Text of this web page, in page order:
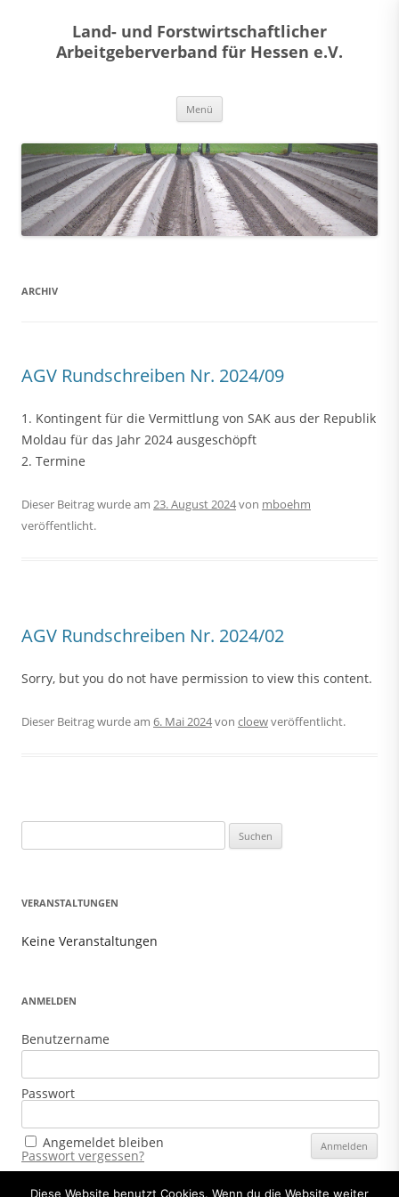
Land- und Forstwirtschaftlicher
Arbeitgeberverband für Hessen e.V.
Menü
ARCHIV
AGV Rundschreiben Nr. 2024/09
1. Kontingent für die Vermittlung von SAK aus der Republik
Moldau für das Jahr 2024 ausgeschöpft
2. Termine
Dieser Beitrag wurde am 23. August 2024von mboehm
veröffentlicht.
AGV Rundschreiben Nr. 2024/02
Sorry, but you do not have permission to view this content.
Dieser Beitrag wurde am 6. Mai 2024von cloewveröffentlicht.
nach:
VERANSTALTUNGEN
Keine Veranstaltungen
ANMELDEN
Benutzername
Passwort
Angemeldet bleiben
Passwort vergessen?
Diese Website benutzt Cookies. Wenn du die Website weiter